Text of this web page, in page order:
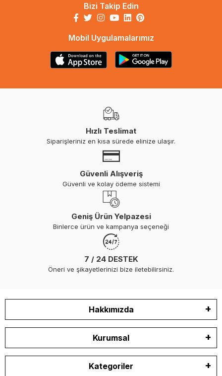
Bizi Takip Edin
Mobil Uygulamalarımız
Hızlı Teslimat
Siparişleriniz en kısa sürede elinize ulaşır.
Güvenli Alışveriş
Güvenli ve kolay ödeme sistemi
Geniş Ürün Yelpazesi
Binlerce ürün ve kampanya seçeneği
7 / 24 DESTEK
Öneri ve şikayetlerinizi bize iletebilirsiniz.
Hakkımızda
Kurumsal
Kategoriler